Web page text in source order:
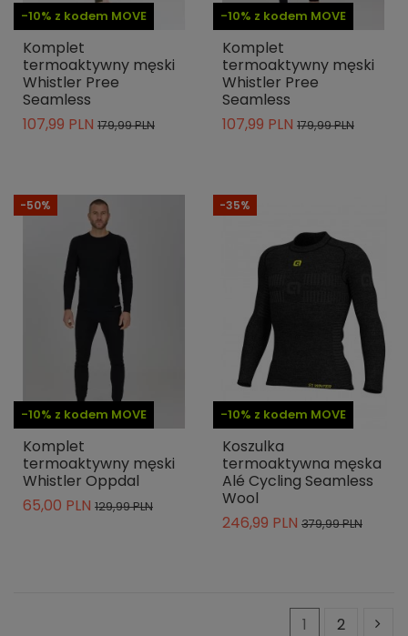
-10% z kodem MOVE
Komplet
termoaktywny męski
Whistler Pree
Seamless
107,99 PLN 179,99 PLN
-10% z kodem MOVE
Komplet
termoaktywny męski
Whistler Pree
Seamless
107,99 PLN 179,99 PLN
-10% z kodem MOVE
-50%
Komplet
termoaktywny męski
Whistler Oppdal
65,00 PLN 129,99 PLN
-10% z kodem MOVE
-35%
Koszulka
termoaktywna męska
Alé Cycling Seamless
Wool
246,99 PLN 379,99 PLN
1 2